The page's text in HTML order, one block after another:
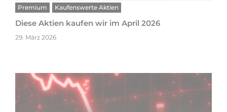
Premium Kaufenswerte Aktien
Diese Aktien kaufen wir im April 2026
29. März 2026